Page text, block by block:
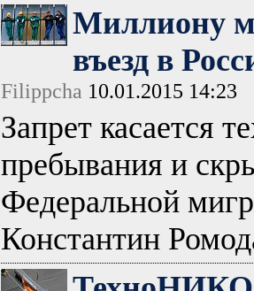
Миллиону
въезд в
Filippcha 10.01.2015 14:23
Запрет касается
пребывания и
Федеральной
Константин